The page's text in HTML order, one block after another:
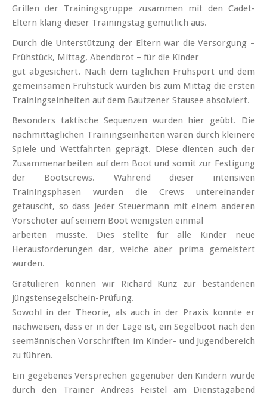
Grillen der Trainingsgruppe zusammen mit den Cadet-
Eltern klang dieser Trainingstag gemütlich aus.
Durch die Unterstützung der Eltern war die Versorgung –
Frühstück, Mittag, Abendbrot – für die Kinder
gut abgesichert. Nach dem täglichen Frühsport und dem
gemeinsamen Frühstück wurden bis zum Mittag die ersten
Trainingseinheiten auf dem Bautzener Stausee absolviert.
Besonders taktische Sequenzen wurden hier geübt. Die
nachmittäglichen Trainingseinheiten waren durch kleinere
Spiele und Wettfahrten geprägt. Diese dienten auch der
Zusammenarbeiten auf dem Boot und somit zur Festigung
der Bootscrews. Während dieser intensiven
Trainingsphasen wurden die Crews untereinander
getauscht, so dass jeder Steuermann mit einem anderen
Vorschoter auf seinem Boot wenigsten einmal
arbeiten musste. Dies stellte für alle Kinder neue
Herausforderungen dar, welche aber prima gemeistert
wurden.
Gratulieren können wir Richard Kunz zur bestandenen
Jüngstensegelschein-Prüfung.
Sowohl in der Theorie, als auch in der Praxis konnte er
nachweisen, dass er in der Lage ist, ein Segelboot nach den
seemännischen Vorschriften im Kinder- und Jugendbereich
zu führen.
Ein gegebenes Versprechen gegenüber den Kindern wurde
durch den Trainer Andreas Feistel am Dienstagabend